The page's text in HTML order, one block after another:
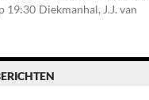
107, 7581CE Losser
19:30 Diekmanhal, J.J. van